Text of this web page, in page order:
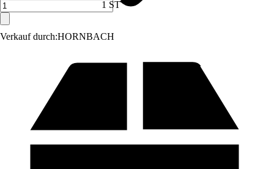
Verkauf durch:HORNBACH
1 ST